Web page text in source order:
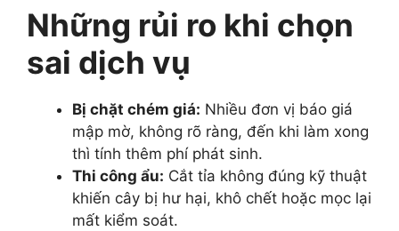
Những rủi ro khi chọn
sai dịch vụ
Bị chặt chém giá: Nhiều đơn vị báo giá
mập mờ, không rõ ràng, đến khi làm xong
thì tính thêm phí phát sinh.
Thi công ẩu: Cắt tỉa không đúng kỹ thuật
khiến cây bị hư hại, khô chết hoặc mọc lại
mất kiểm soát.